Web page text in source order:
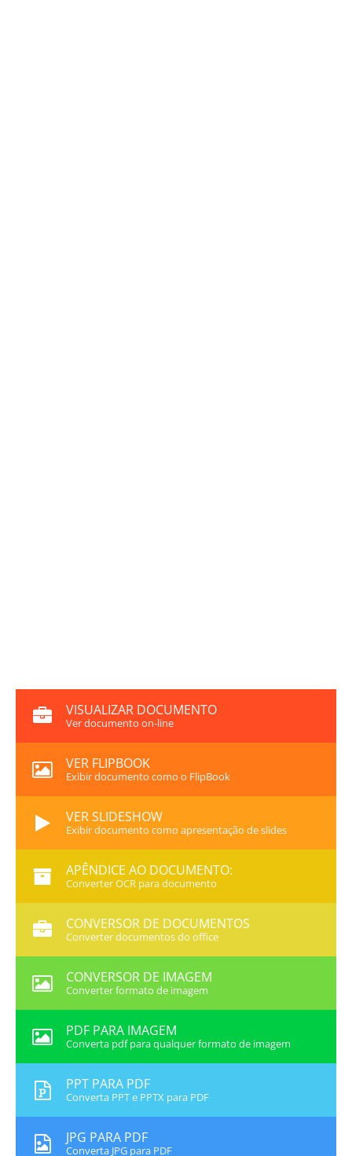
VISUALIZAR DOCUMENTO
Ver documento on-line
VER FLIPBOOK
Exibir documento como o FlipBook
VER SLIDESHOW
Exibir documento como apresentação de slides
APÊNDICE AO DOCUMENTO:
Converter OCR para documento
CONVERSOR DE DOCUMENTOS
Converter documentos do office
CONVERSOR DE IMAGEM
Converter formato de imagem
PDF PARA IMAGEM
Converta pdf para qualquer formato de imagem
PPT PARA PDF
Converta PPT e PPTX para PDF
JPG PARA PDF
Converta JPG para PDF